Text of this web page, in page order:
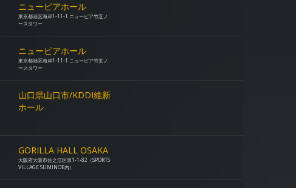
ニューピアホール
東京都港区海岸1-11-1 ニューピア竹芝ノ
ースタワー
ニューピアホール
東京都港区海岸1-11-1 ニューピア竹芝ノ
ースタワー
山口県山口市/KDDI維新
ホール
GORILLA HALL OSAKA
大阪府大阪市住之江区泉1-1-82（SPORTS
VILLAGE SUMINOE内）